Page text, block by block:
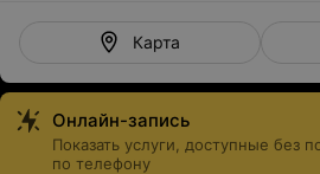
Карта
Онлайн-запись
Показать услуги, доступные без
по телефону